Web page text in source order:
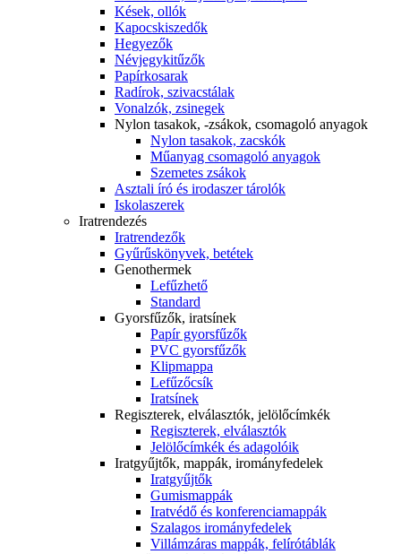
Kések, ollók
Kapocskiszedők
Hegyezők
Névjegykitűzők
Papírkosarak
Radírok, szivacstálak
Vonalzók, zsinegek
Nylon tasakok, -zsákok, csomagoló anyagok
Nylon tasakok, zacskók
Műanyag csomagoló anyagok
Szemetes zsákok
Asztali író és irodaszer tárolók
Iskolaszerek
Iratrendezés
Iratrendezők
Gyűrűskönyvek, betétek
Genothermek
Lefűzhető
Standard
Gyorsfűzők, iratsínek
Papír gyorsfűzők
PVC gyorsfűzők
Klipmappa
Lefűzőcsík
Iratsínek
Regiszterek, elválasztók, jelölőcímkék
Regiszterek, elválasztók
Jelölőcímkék és adagolóik
Iratgyűjtők, mappák, irományfedelek
Iratgyűjtők
Gumismappák
Iratvédő és konferenciamappák
Szalagos irományfedelek
Villámzáras mappák, felírótáblák